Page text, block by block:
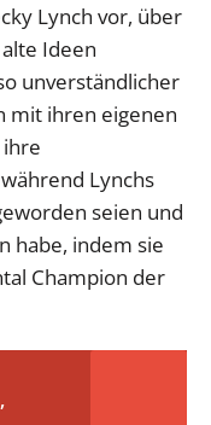
Lynch vor, über
Ideen
unverständlicher
mit ihren eigenen
ihre
Lynchs
seien und
habe, indem sie
Champion der